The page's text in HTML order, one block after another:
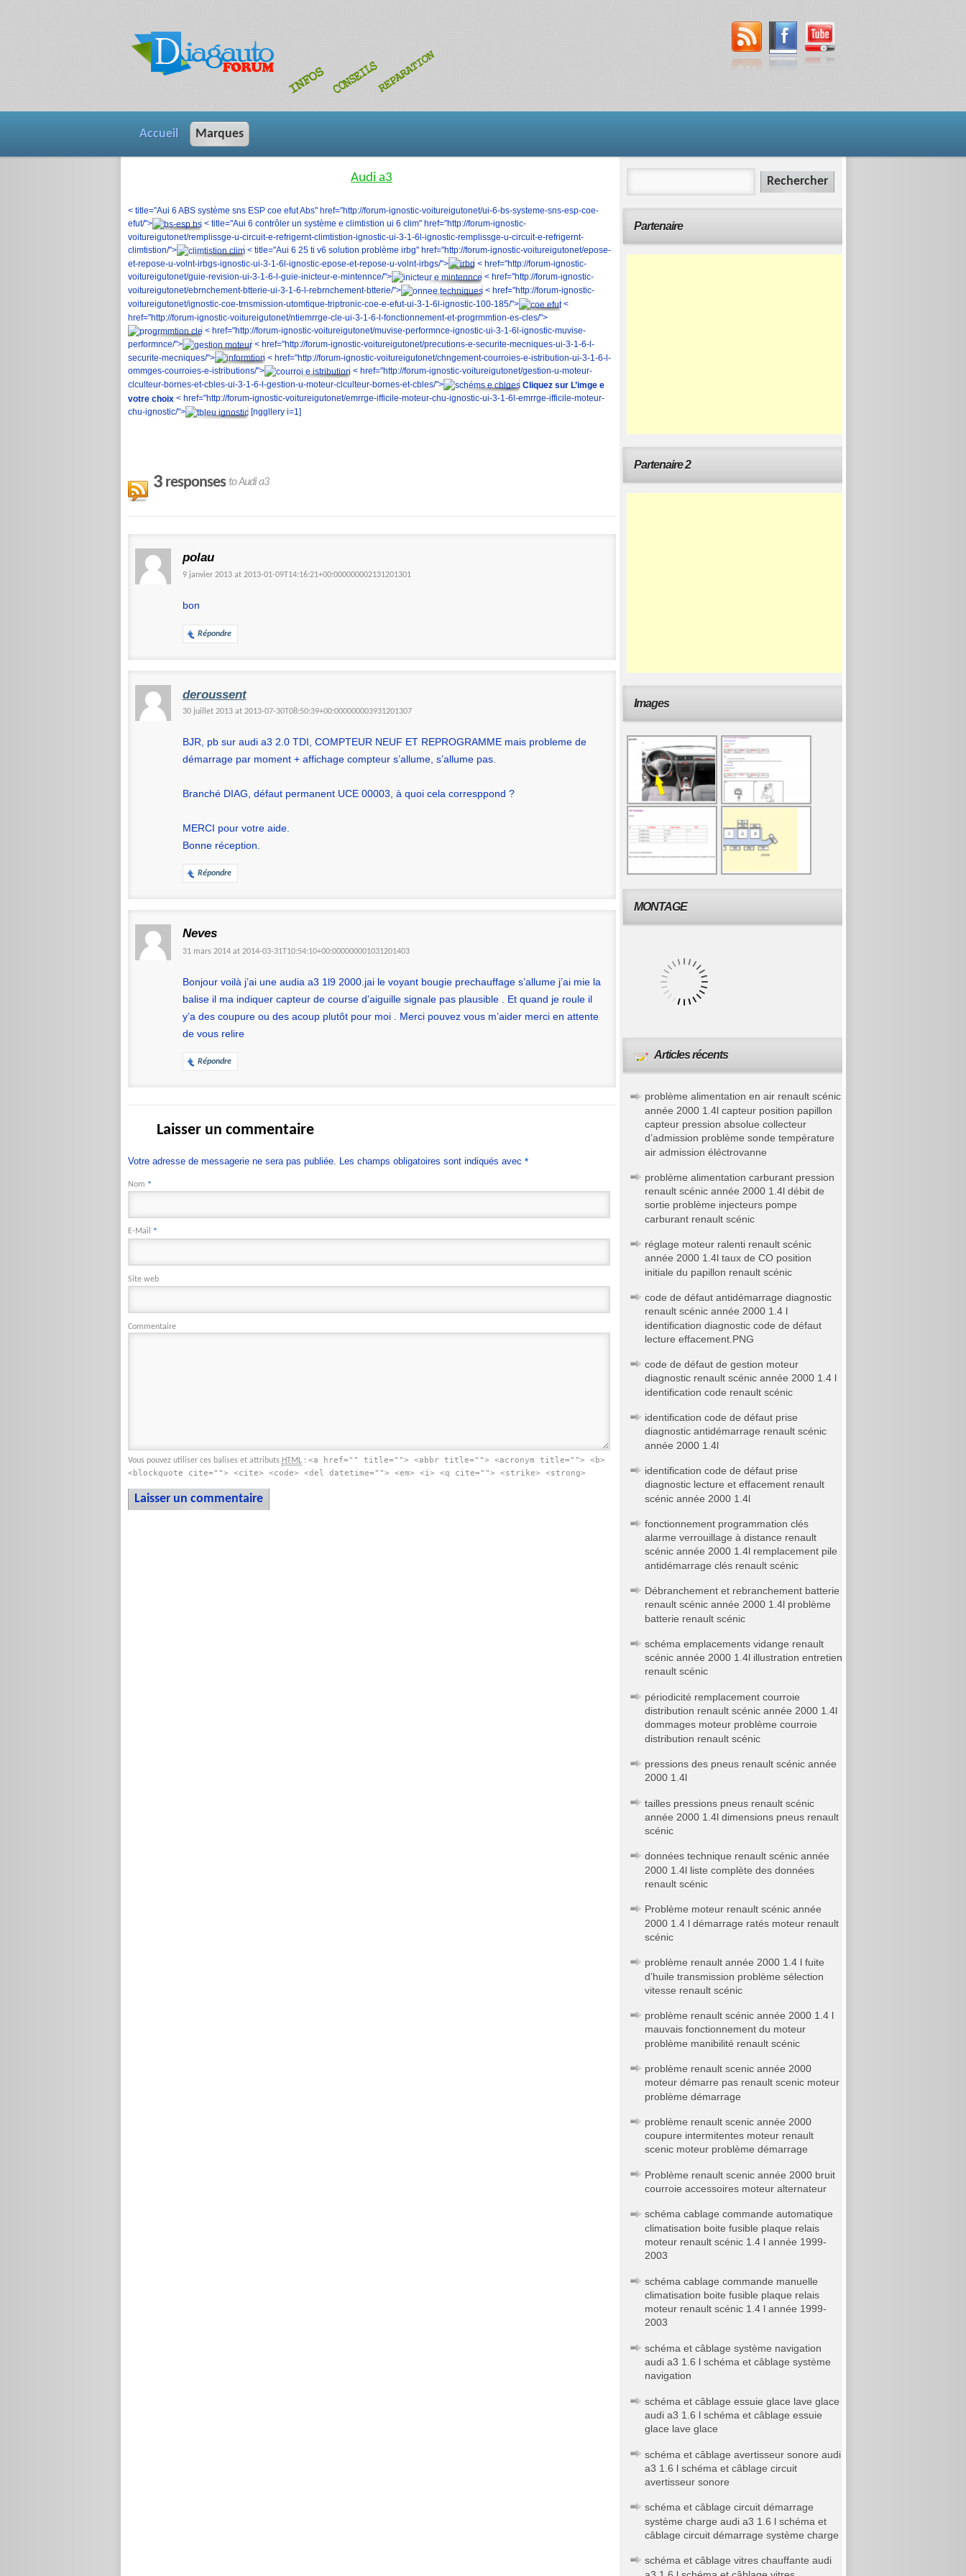
Accueil Marques
Audi a3
< title="Aui 6 ABS système sns ESP coe efut Abs" href="http://forum-ignostic-voitureigutonet/ui-6-bs-systeme-sns-esp-coe-
efut/">
< title="Aui 6 contrôler un système e climtistion ui 6 clim" href="http://forum-ignostic-
voitureigutonet/remplissge-u-circuit-e-refrigernt-climtistion-ignostic-ui-3-1-6l-ignostic-remplissge-u-circuit-e-refrigernt-
climtistion/">
< title="Aui 6 25 ti v6 solution problème irbg" href="http://forum-ignostic-voitureigutonet/epose-
et-repose-u-volnt-irbgs-ignostic-ui-3-1-6l-ignostic-epose-et-repose-u-volnt-irbgs/">
< href="http://forum-ignostic-
voitureigutonet/guie-revision-ui-3-1-6-l-guie-inicteur-e-mintennce/">
< href="http://forum-ignostic-
voitureigutonet/ebrnchement-btterie-ui-3-1-6-l-rebrnchement-btterie/">
< href="http://forum-ignostic-
voitureigutonet/ignostic-coe-trnsmission-utomtique-triptronic-coe-e-efut-ui-3-1-6l-ignostic-100-185/">
<
href="http://forum-ignostic-voitureigutonet/ntiemrrge-cle-ui-3-1-6-l-fonctionnement-et-progrmmtion-es-cles/">
< href="http://forum-ignostic-voitureigutonet/muvise-performnce-ignostic-ui-3-1-6l-ignostic-muvise-
performnce/">
< href="http://forum-ignostic-voitureigutonet/precutions-e-securite-mecniques-ui-3-1-6-l-
securite-mecniques/">
< href="http://forum-ignostic-voitureigutonet/chngement-courroies-e-istribution-ui-3-1-6-l-
ommges-courroies-e-istributions/">
< href="http://forum-ignostic-voitureigutonet/gestion-u-moteur-
clculteur-bornes-et-cbles-ui-3-1-6-l-gestion-u-moteur-clculteur-bornes-et-cbles/">
Cliquez sur L’imge e
votre choix < href="http://forum-ignostic-voitureigutonet/emrrge-ifficile-moteur-chu-ignostic-ui-3-1-6l-emrrge-ifficile-moteur-
chu-ignostic/">
[nggllery i=1]
3responses to Audi a3
polau
9 janvier 2013 at 2013-01-09T14:16:21+00:000000002131201301
bon
Répondre
deroussent
30 juillet 2013 at 2013-07-30T08:50:39+00:000000003931201307
BJR, pb sur audi a3 2.0 TDI, COMPTEUR NEUF ET REPROGRAMME mais probleme de
démarrage par moment + affichage compteur s’allume, s’allume pas.
Branché DIAG, défaut permanent UCE 00003, à quoi cela corresppond ?
MERCI pour votre aide.
Bonne réception.
Répondre
Neves
31 mars 2014 at 2014-03-31T10:54:10+00:000000001031201403
Bonjour voilà j’ai une audia a3 1l9 2000.jai le voyant bougie prechauffage s’allume j’ai mie la
balise il ma indiquer capteur de course d’aiguille signale pas plausible . Et quand je roule il
y’a des coupure ou des acoup plutôt pour moi . Merci pouvez vous m’aider merci en attente
de vous relire
Répondre
Laisser un commentaire
Votre adresse de messagerie ne sera pas publiée. Les champs obligatoires sont indiqués avec *
Nom *
E-Mail *
Site web
Commentaire
Vous pouvez utiliser ces balises et attributs HTML: <a href="" title=""> <abbr title=""> <acronym title=""> <b>
<blockquote cite=""> <cite> <code> <del datetime=""> <em> <i> <q cite=""> <strike> <strong>
Partenaire
Partenaire 2
Images
MONTAGE
Articles récents
problème alimentation en air renault scénic
année 2000 1.4l capteur position papillon
capteur pression absolue collecteur
d’admission problème sonde température
air admission éléctrovanne
problème alimentation carburant pression
renault scénic année 2000 1.4l débit de
sortie problème injecteurs pompe
carburant renault scénic
réglage moteur ralenti renault scénic
année 2000 1.4l taux de CO position
initiale du papillon renault scénic
code de défaut antidémarrage diagnostic
renault scénic année 2000 1.4 l
identification diagnostic code de défaut
lecture effacement.PNG
code de défaut de gestion moteur
diagnostic renault scénic année 2000 1.4 l
identification code renault scénic
identification code de défaut prise
diagnostic antidémarrage renault scénic
année 2000 1.4l
identification code de défaut prise
diagnostic lecture et effacement renault
scénic année 2000 1.4l
fonctionnement programmation clés
alarme verrouillage à distance renault
scénic année 2000 1.4l remplacement pile
antidémarrage clés renault scénic
Débranchement et rebranchement batterie
renault scénic année 2000 1.4l problème
batterie renault scénic
schéma emplacements vidange renault
scénic année 2000 1.4l illustration entretien
renault scénic
périodicité remplacement courroie
distribution renault scénic année 2000 1.4l
dommages moteur problème courroie
distribution renault scénic
pressions des pneus renault scénic année
2000 1.4l
tailles pressions pneus renault scénic
année 2000 1.4l dimensions pneus renault
scénic
données technique renault scénic année
2000 1.4l liste complète des données
renault scénic
Problème moteur renault scénic année
2000 1.4 l démarrage ratés moteur renault
scénic
problème renault année 2000 1.4 l fuite
d’huile transmission problème sélection
vitesse renault scénic
problème renault scénic année 2000 1.4 l
mauvais fonctionnement du moteur
problème manibilité renault scénic
problème renault scenic année 2000
moteur démarre pas renault scenic moteur
problème démarrage
problème renault scenic année 2000
coupure intermitentes moteur renault
scenic moteur problème démarrage
Problème renault scenic année 2000 bruit
courroie accessoires moteur alternateur
schéma cablage commande automatique
climatisation boite fusible plaque relais
moteur renault scénic 1.4 l année 1999-
2003
schéma cablage commande manuelle
climatisation boite fusible plaque relais
moteur renault scénic 1.4 l année 1999-
2003
schéma et câblage système navigation
audi a3 1.6 l schéma et câblage système
navigation
schéma et câblage essuie glace lave glace
audi a3 1.6 l schéma et câblage essuie
glace lave glace
schéma et câblage avertisseur sonore audi
a3 1.6 l schéma et câblage circuit
avertisseur sonore
schéma et câblage circuit démarrage
système charge audi a3 1.6 l schéma et
câblage circuit démarrage système charge
schéma et câblage vitres chauffante audi